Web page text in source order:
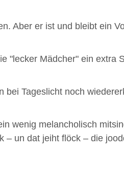
Aber er ist und bleibt ein
"lecker Mädcher" ein extra
Tageslicht noch
wenig melancholisch
un dat jeiht flöck – die